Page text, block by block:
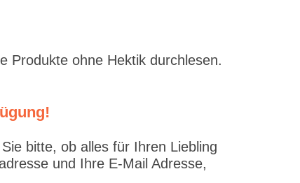
Produkte ohne Hektik durchlesen.
bitte, ob alles für Ihren Liebling
und Ihre E-Mail Adresse,